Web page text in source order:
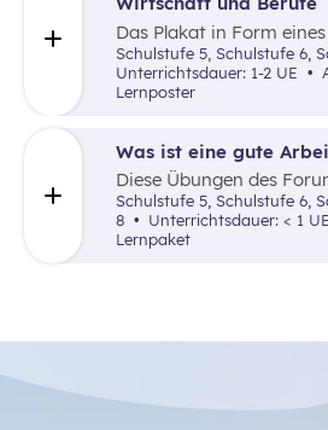
Das Plakat in Form
Auseinandersetzung mit
Berufsorientierung ein.
auf dem Wimmelbild eine
Berufsbilder suchen und
Unterrichtsdauer: 1-2 UE
Lernposter
Was ist eine gute
Diese Übungen des
regen Lernende an, sich
menschenwürdiger
Berufen und gerechter
beschäftigen.
Schulstufe 5, Schulstufe 6, Schulstufe 7, Schulstufe
8
Unterrichtsdauer: < 1 UE
Lernpaket